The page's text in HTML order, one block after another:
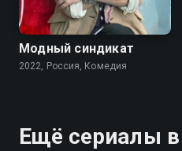
7.6
Модный синдикат
2022, Россия, Комедия
Ещё сериалы